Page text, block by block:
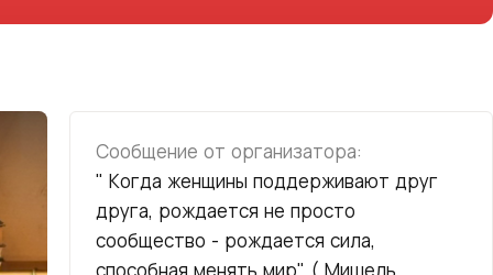
" Когда женщины поддерживают друг
друга, рождается не просто
сообщество - рождается сила,
Сообщение от организатора: